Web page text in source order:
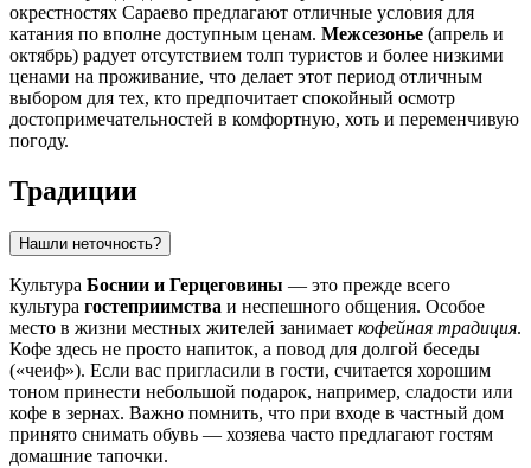
окрестностях Сараево предлагают отличные условия для
катания по вполне доступным ценам. Межсезонье (апрель и
октябрь) радует отсутствием толп туристов и более низкими
ценами на проживание, что делает этот период отличным
выбором для тех, кто предпочитает спокойный осмотр
достопримечательностей в комфортную, хоть и переменчивую
погоду.
Традиции
Нашли неточность?
Культура Боснии и Герцеговины — это прежде всего
культура гостеприимства и неспешного общения. Особое
место в жизни местных жителей занимает кофейная традиция.
Кофе здесь не просто напиток, а повод для долгой беседы
(«чеиф»). Если вас пригласили в гости, считается хорошим
тоном принести небольшой подарок, например, сладости или
кофе в зернах. Важно помнить, что при входе в частный дом
принято снимать обувь — хозяева часто предлагают гостям
домашние тапочки.